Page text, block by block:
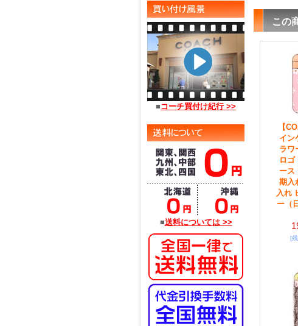
■ コーチ買付け紀行 >>
■送料については >>
この
【
イン
ラワ
ロゴ
ース
期入
入れ
ー（
[